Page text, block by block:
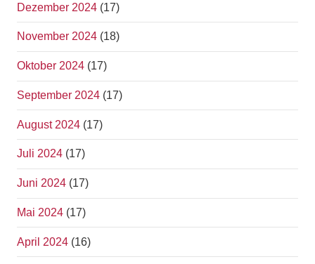
Dezember 2024 (17)
November 2024 (18)
Oktober 2024 (17)
September 2024 (17)
August 2024 (17)
Juli 2024 (17)
Juni 2024 (17)
Mai 2024 (17)
April 2024 (16)